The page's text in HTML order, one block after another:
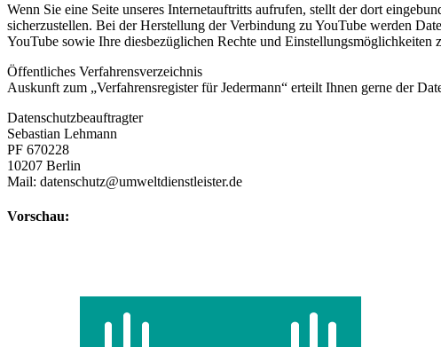
Wenn Sie eine Seite unseres Internetauftritts aufrufen, stellt der dort
sicherzustellen. Bei der Herstellung der Verbindung zu YouTube werden
YouTube sowie Ihre diesbezüglichen Rechte und
Öffentliches Verfahrensverzeichnis
Auskunft zum „Verfahrensregister für Jedermann“ erteilt Ihnen gerne der
Datenschutzbeauftragter
Sebastian Lehmann
PF 670228
10207 Berlin
Mail: datenschutz@umweltdienstleister.de
Vorschau: